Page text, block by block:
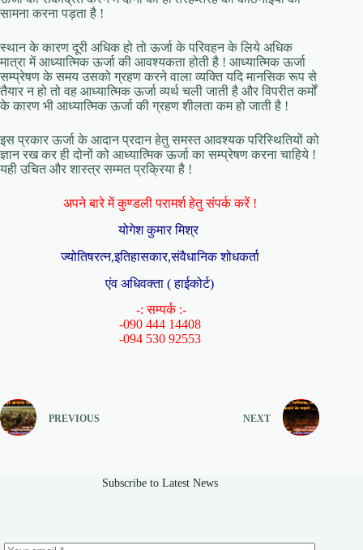
सामना करना पड़ता है !
स्थान के कारण दूरी अधिक हो तो ऊर्जा के परिवहन के लिये अधिक
मात्रा में आध्यात्मिक ऊर्जा की आवश्यकता होती है ! आध्यात्मिक ऊर्जा
सम्प्रेषण के समय उसको ग्रहण करने वाला व्यक्ति यदि मानसिक रूप से
तैयार न हो तो वह आध्यात्मिक ऊर्जा व्यर्थ चली जाती है और विपरीत कर्मों
के कारण भी आध्यात्मिक ऊर्जा की ग्रहण शीलता कम हो जाती है !
इस प्रकार ऊर्जा के आदान प्रदान हेतु समस्त आवश्यक परिस्थितियों को
ज्ञान रख कर ही दोनों को आध्यात्मिक ऊर्जा का सम्प्रेषण करना चाहिये !
यही उचित और शास्त्र सम्मत प्रक्रिया है !
अपने बारे में कुण्डली परामर्श हेतु संपर्क करें !
योगेश कुमार मिश्र
ज्योतिषरत्न,इतिहासकार,संवैधानिक शोधकर्ता
एंव अधिवक्ता ( हाईकोर्ट)
-: सम्पर्क :-
-090 444 14408
-094 530 92553
PREVIOUS NEXT
Subscribe to Latest News